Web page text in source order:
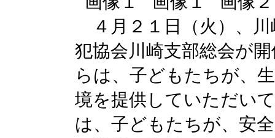
４月２１日（火）、川
犯協会川崎支部総会が
らは、子どもたちが、
境を提供していただい
は、子どもたちが、安